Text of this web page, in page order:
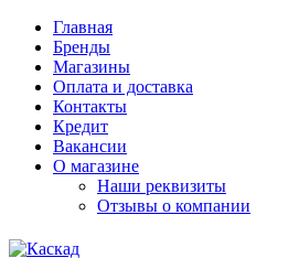
Главная
Бренды
Магазины
Оплата и доставка
Контакты
Кредит
Вакансии
О магазине
Наши реквизиты
Отзывы о компании